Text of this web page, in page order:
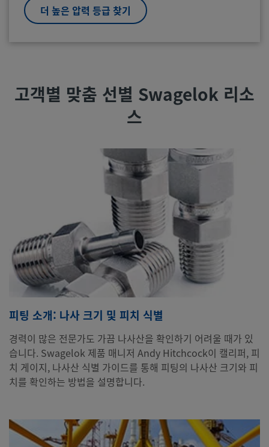
더 높은 압력 등급 찾기
고객별 맞춤 선별 Swagelok 리소
스
피팅 소개: 나사 크기 및 피치 식별
경력이 많은 전문가도 가끔 나사산을 확인하기 어려울 때가 있
습니다. Swagelok 제품 매니저 Andy Hitchcock이 캘리퍼, 피
치 게이지, 나사산 식별 가이드를 통해 피팅의 나사산 크기와 피
치를 확인하는 방법을 설명합니다.